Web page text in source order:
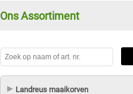
Ons Assortiment
Landreus maaikorven